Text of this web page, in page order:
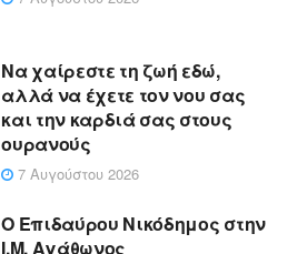
Να χαίρεστε τη ζωή εδώ,
αλλά να έχετε τον νου σας
και την καρδιά σας στους
ουρανούς
7 Αυγούστου 2026
Ο Επιδαύρου Νικόδημος στην
Ι.Μ. Αγάθωνος